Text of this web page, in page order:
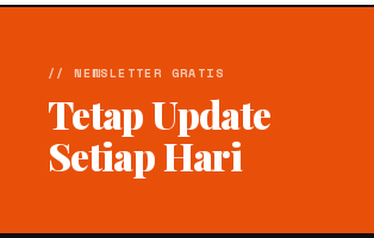
// NEWSLETTER GRATIS
Tetap Update
Setiap Hari